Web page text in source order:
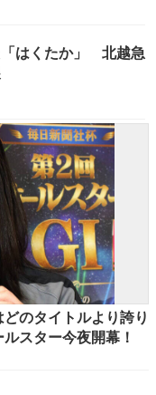
「はくたか」 北越急
のタイトルより誇り
スター今夜開幕！